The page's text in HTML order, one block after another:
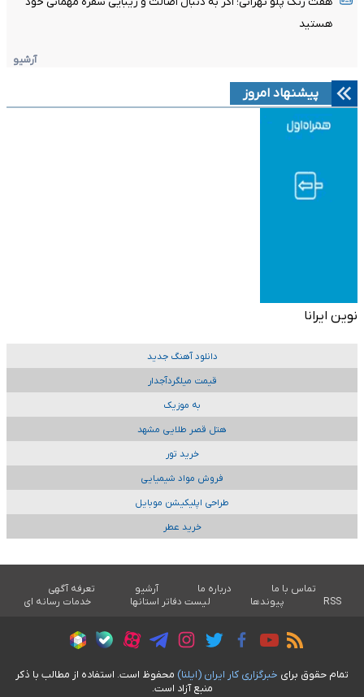
هستید
آرشیو
پیشنهاد امروز
نوین ایرانا
دانلود آهنگ جدید
قیمت میلگردآجدار
به موزیک
هتل قصر طلایی مشهد
خرید تور
فروش مواد شیمیایی
طراحی اپلیکیشن موبایل
خرید عطر
تماس با ما درباره ما آرشیو
تعرفه آگهی
RSS
پیوندها لیست دفاتر استانها خدمات رسانه ای
تمام حقوق برای خبرگزاری کار ايران (ايلنا) محفوظ است. استفاده از مطالب با ذکر
منبع آزاد است.